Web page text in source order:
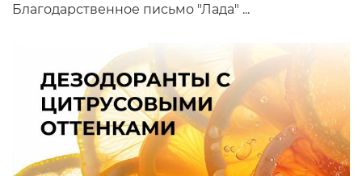
Благодарственное письмо "Лада" ...